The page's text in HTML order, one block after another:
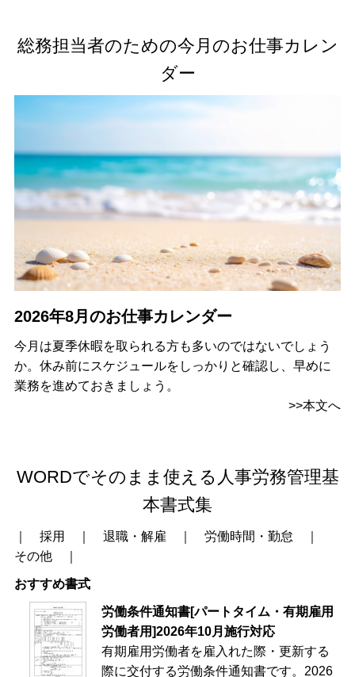
総務担当者のための今月のお仕事カレン
ダー
2026年8月のお仕事カレンダー
今月は夏季休暇を取られる方も多いのではないでしょう
か。休み前にスケジュールをしっかりと確認し、早めに
業務を進めておきましょう。
>>本文へ
WORDでそのまま使える人事労務管理基
本書式集
採用 退職・解雇 労働時間・勤怠
その他
おすすめ書式
労働条件通知書[パートタイム・有期雇用
労働者用]2026年10月施行対応
有期雇用労働者を雇入れた際・更新する
際に交付する労働条件通知書です。2026